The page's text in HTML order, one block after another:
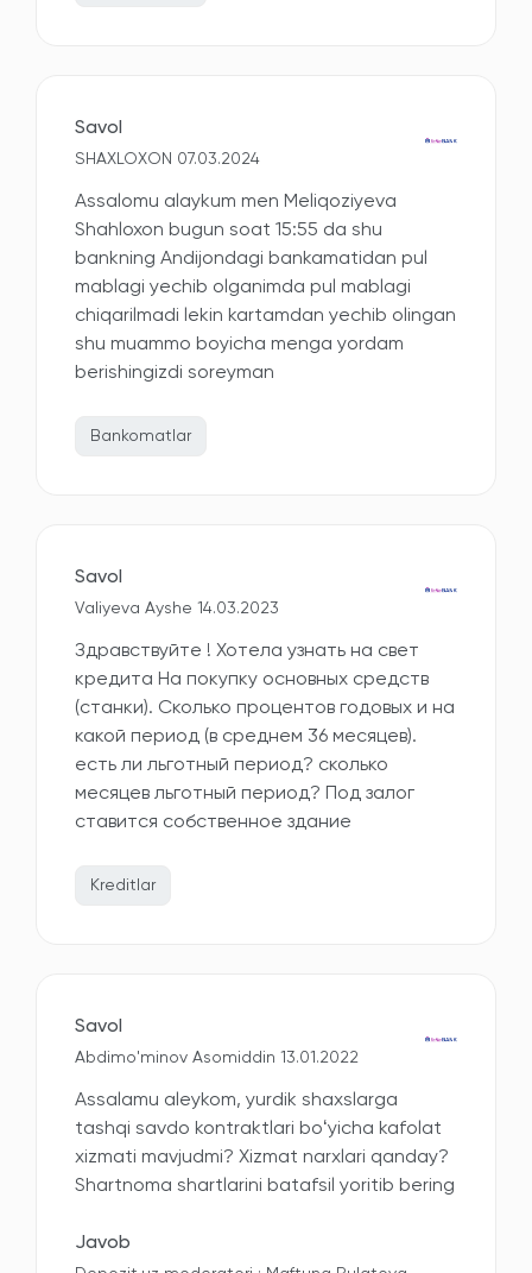
Savol
SHAXLOXON 07.03.2024
Assalomu alaykum men Meliqoziyeva
Shahloxon bugun soat 15:55 da shu
bankning Andijondagi bankamatidan pul
mablagi yechib olganimda pul mablagi
chiqarilmadi lekin kartamdan yechib olingan
shu muammo boyicha menga yordam
berishingizdi soreyman
Bankomatlar
Savol
Valiyeva Ayshe 14.03.2023
Здравствуйте ! Хотела узнать на свет
кредита На покупку основных средств
(станки). Сколько процентов годовых и на
какой период (в среднем 36 месяцев).
есть ли льготный период? сколько
месяцев льготный период? Под залог
ставится собственное здание
Kreditlar
Savol
Abdimo'minov Asomiddin 13.01.2022
Assalamu aleykom, yurdik shaxslarga
tashqi savdo kontraktlari boʻyicha kafolat
xizmati mavjudmi? Xizmat narxlari qanday?
Shartnoma shartlarini batafsil yoritib bering
Javob